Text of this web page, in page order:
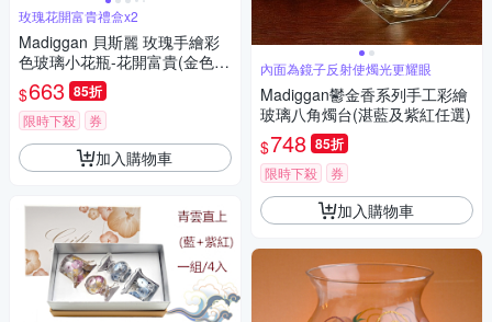
玫瑰花開富貴禮盒x2
Madiggan 貝斯麗 玫瑰手繪彩
色玻璃小花瓶-花開富貴(金色
+紫色)4件組/禮盒(買1送1)
$663 85折
限時下殺 券
加入購物車
內面為鏡子反射使燭光更耀眼
Madiggan鬱金香系列手工彩繪
玻璃八角燭台(湛藍及紫紅任選)
$748 85折
限時下殺 券
加入購物車